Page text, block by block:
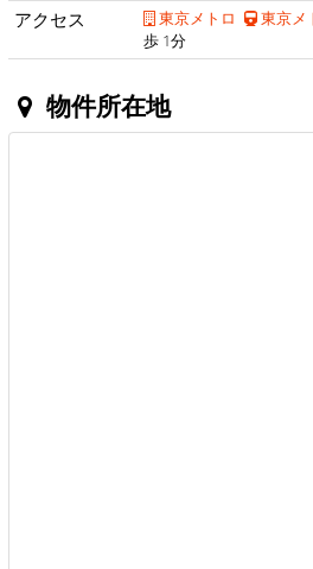
アクセス
東京メトロ 東京メ
歩 1分
物件所在地